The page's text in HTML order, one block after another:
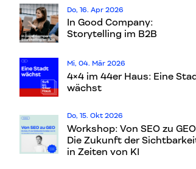
Do, 16. Apr 2026
In Good Company:
Storytelling im B2B
Mi, 04. Mär 2026
4×4 im 44er Haus: Eine
wächst
Do, 15. Okt 2026
Workshop: Von SEO zu
Die Zukunft der
in Zeiten von KI